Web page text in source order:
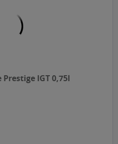
Prestige IGT 0,75l